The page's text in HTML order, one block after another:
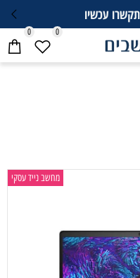
עכשיו
0 0
מחשב נייד עסקי